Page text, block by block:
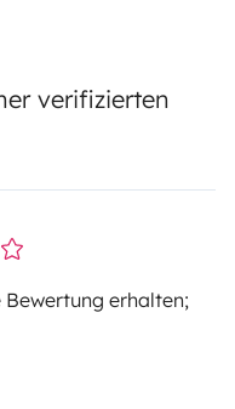
verifizierten
erhalten;